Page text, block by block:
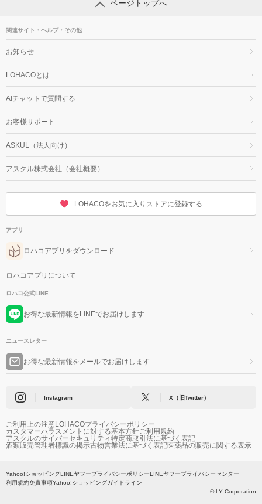
ページトップへ
関連サイト・ヘルプ・その他
お知らせ
LOHACOとは
AIチャットで質問する
お客様サポート
ASKUL（法人向け）
アスクル株式会社（会社概要）
LOHACOをお気に入りストアに登録する
アプリ
ロハコアプリをダウンロード
ロハコアプリについて
ロハコ公式LINE
お得な最新情報をLINEでお届けします
ニュースレター
お得な最新情報をメールでお届けします
Instagram X（旧Twitter）
ご利用上の注意LOHACOプライバシーポリシー
カスタマーハラスメントに対する基本方針ご利用規約
アスクルのサイバーセキュリティ特定商取引法に基づく表記
酒類販売管理者標識の掲示古物営業法に基づく表記医薬品の販売に関する表示
Yahoo!ショッピングLINEヤフープライバシーポリシーLINEヤフープライバシーセンター
利用規約免責事項Yahoo!ショッピングガイドライン
© LY Corporation